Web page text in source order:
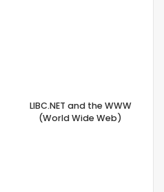
LIBC.NET and the WWW
(World Wide Web)